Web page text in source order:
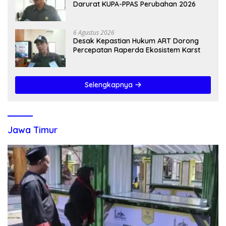
Darurat KUPA-PPAS Perubahan 2026
6 Agustus 2026
Desak Kepastian Hukum ART Dorong
Percepatan Raperda Ekosistem Karst
Selengkapnya
Jawa Timur